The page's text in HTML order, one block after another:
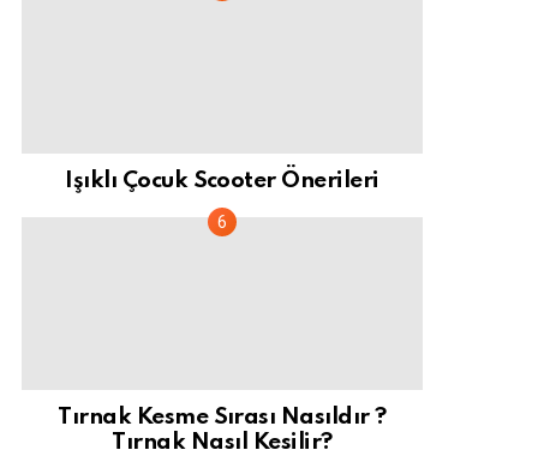
Işıklı Çocuk Scooter Önerileri
Tırnak Kesme Sırası Nasıldır ?
Tırnak Nasıl Kesilir?